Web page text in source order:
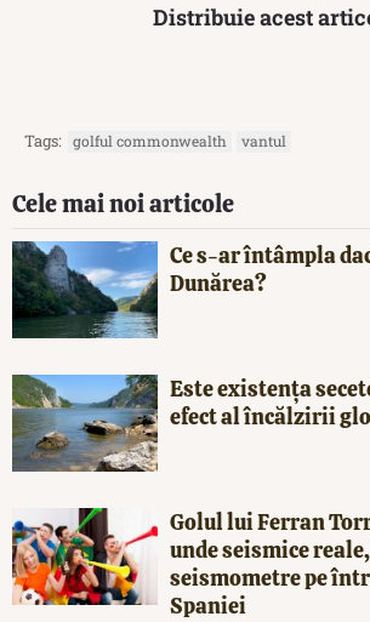
Distribuie acest
Tags: golful commonwealth vantul
Cele mai noi articole
Ce s-ar întâmpla
Dunărea?
Este existența
efect al încălzirii
Golul lui Ferran
unde seismice
seismometre pe
Spaniei